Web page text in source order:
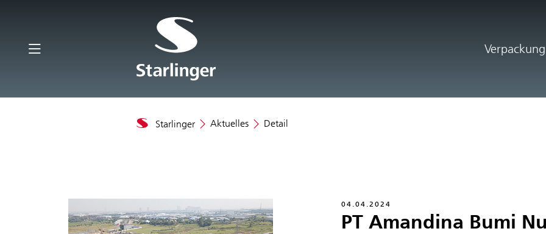
Verpackung
Starlinger Aktuelles Detail
04.04.2024
PT Amandina Bumi